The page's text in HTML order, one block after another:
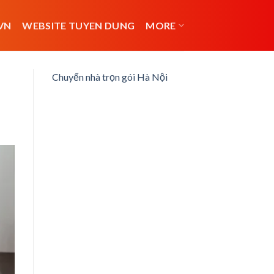
WEBSITE TUYEN DUNG MORE
Chuyển nhà trọn gói Hà Nội